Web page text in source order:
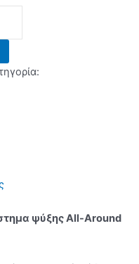
ψύξης All-Around